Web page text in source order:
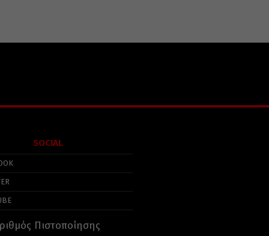
SOCIAL
Πιστοποίησης